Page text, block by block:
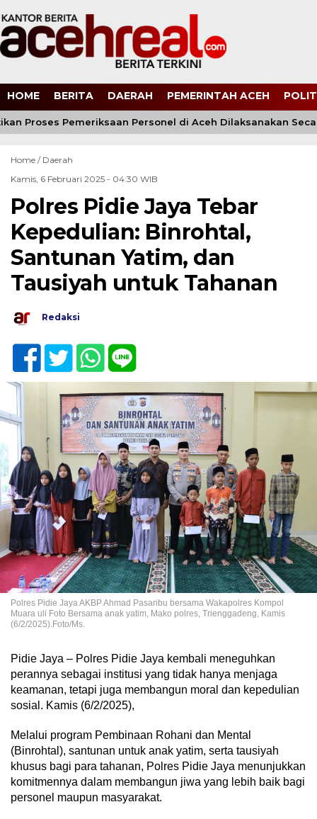
HOME BERITA DAERAH PEMERINTAH ACEH
Proses Pemeriksaan Personel di Aceh Dilaksanakan
Home / Daerah
Kamis, 6 Februari 2025 - 04:30 WIB
Polres Pidie Jaya Tebar
Kepedulian: Binrohtal,
Santunan Yatim, dan
Tausiyah untuk Tahanan
Redaksi
Polres Pidie Jaya AKBP Ahmad Pasaribu bersama Wakapolres Kompol
Muara uli Foto Bersama anak yatim, Mako polres, Trienggadeng, Kamis
(6/2/2025).Foto/Ms.
Pidie Jaya – Polres Pidie Jaya kembali meneguhkan
perannya sebagai institusi yang tidak hanya menjaga
keamanan, tetapi juga membangun moral dan kepedulian
sosial. Kamis (6/2/2025),
Melalui program Pembinaan Rohani dan Mental
(Binrohtal), santunan untuk anak yatim, serta tausiyah
khusus bagi para tahanan, Polres Pidie Jaya menunjukkan
komitmennya dalam membangun jiwa yang lebih baik bagi
personel maupun masyarakat.